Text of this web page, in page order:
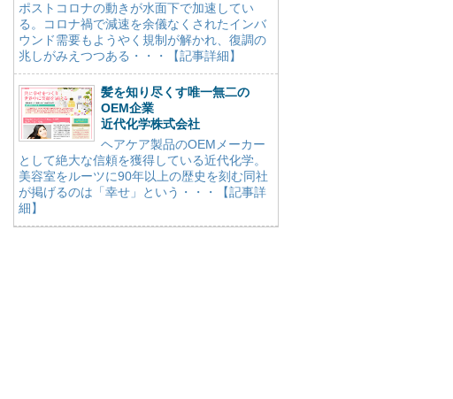
ポストコロナの動きが水面下で加速してい
る。コロナ禍で減速を余儀なくされたインバ
ウンド需要もようやく規制が解かれ、復調の
兆しがみえつつある・・・【記事詳細】
髪を知り尽くす唯一無二の
OEM企業
近代化学株式会社
ヘアケア製品のOEMメーカー
として絶大な信頼を獲得している近代化学。
美容室をルーツに90年以上の歴史を刻む同社
が掲げるのは「幸せ」という・・・【記事詳
細】